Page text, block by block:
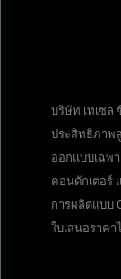
บริษัท เทเซล
ประสิทธิภาพ
ออกแบบเฉพ
คอนดักเตอร์
การผลิตแบบ
ใบเสนอราค